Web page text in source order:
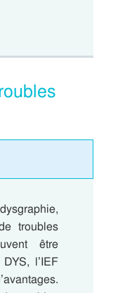
troubles
être
l’IEF